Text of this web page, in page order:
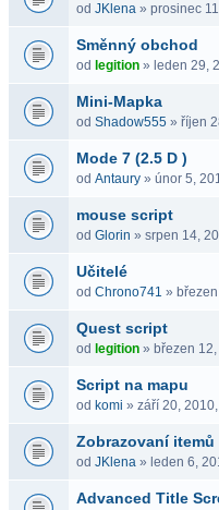
od JKlena » prosinec
Směnný obchod
od legition » leden 29,
Mini-Mapka
od Shadow555 » říjen
Mode 7 (2.5 D )
od Antaury » únor 5,
mouse script
od Glorin » srpen 14,
Učitelé
od Chrono741 »
Quest script
od legition » březen
Script na mapu
od komi » září 20,
Zobrazovaní itemů
od JKlena » leden 6,
Advanced Title